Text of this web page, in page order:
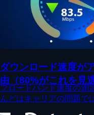
ダウンロード速度が
由（80%がこれを見
ブロードバンド速度の測
んどはキャリアの問題で